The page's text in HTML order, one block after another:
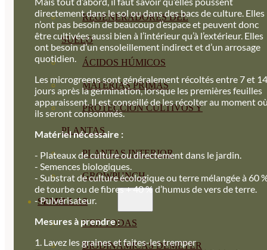
REGENERADORES DEL
SUELO
ÁCIDOS HÚMICOS
MATERIAS PRIMAS
PROTECCIÓN CULTIVOS Y
PLANTAS
PLANTAS INTERIOR
GROWPUNCH
SEMILLAS
VER TODAS
BIODINÁMICAS DEMETER
directement dans le sol ou dans des bacs de culture. Elles
n’ont pas besoin de beaucoup d’espace et peuvent donc
être cultivées aussi bien à l’intérieur qu’à l’extérieur. Elles
ont besoin d’un ensoleillement indirect et d’un arrosage
quotidien.
Les microgreens sont généralement récoltés entre 7 et 14
jours après la germination, lorsque les premières feuilles
apparaissent. Il est conseillé de les récolter au moment
ils seront consommés.
Matériel nécessaire :
- Plateaux de culture ou directement dans le jardin.
- Semences biologiques.
- Substrat de culture écologique ou terre mélangée à 60
de tourbe ou de fibres + 40 % d’humus de vers de terre.
- Pulvérisateur.
Mesures à prendre :
1. Lavez les graines et faites-les tremper